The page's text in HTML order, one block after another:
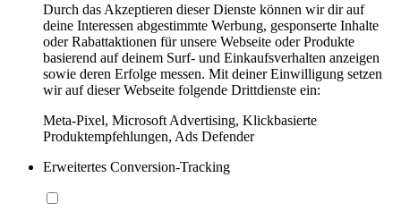
Durch das Akzeptieren dieser Dienste können wir dir auf
deine Interessen abgestimmte Werbung, gesponserte Inhalte
oder Rabattaktionen für unsere Webseite oder Produkte
basierend auf deinem Surf- und Einkaufsverhalten anzeigen
sowie deren Erfolge messen. Mit deiner Einwilligung setzen
wir auf dieser Webseite folgende Drittdienste ein:
Meta-Pixel, Microsoft Advertising, Klickbasierte
Produktempfehlungen, Ads Defender
Erweitertes Conversion-Tracking